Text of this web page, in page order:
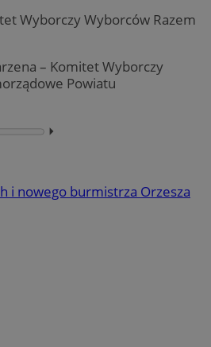
Wyborczy Wyborców Razem
– Komitet Wyborczy
Powiatu
⏵︎
i nowego burmistrza Orzesza